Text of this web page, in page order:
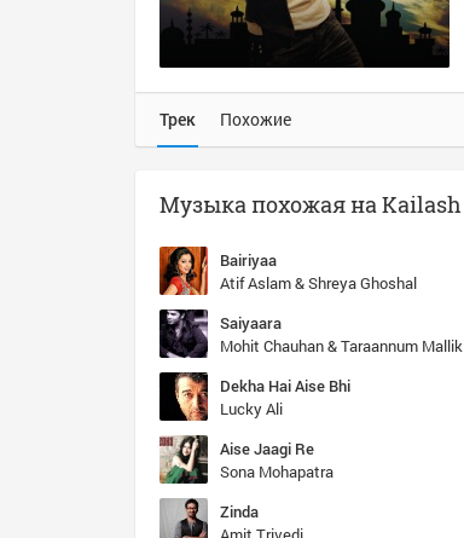
Трек Похожие
Bairiyaa
Atif Aslam & Shreya Ghoshal
Saiyaara
Mohit Chauhan & Taraannum Mallik
Dekha Hai Aise Bhi
Lucky Ali
Aise Jaagi Re
Sona Mohapatra
Zinda